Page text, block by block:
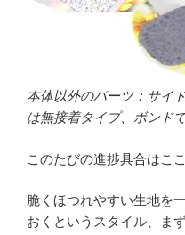
本体以外のパーツ：サイ
は無接着タイプ、ボンド
このたびの進捗具合はこ
脆くほつれやすい生地を
おくというスタイル、ま